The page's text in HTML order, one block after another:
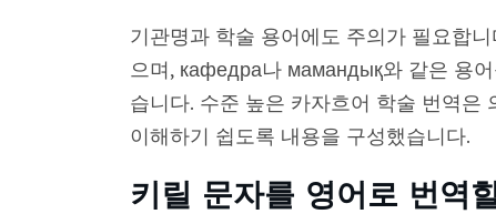
기관명과 학술 용어에도 주의가 필요합
으며, кафедра나 мамандық와 같은 용
습니다. 수준 높은 카자흐어 학술 번역은
이해하기 쉽도록 내용을 구성했습니다.
키릴 문자를 영어로 번역